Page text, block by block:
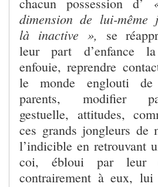
chacun possession d’
dimension de lui-même
là inactive », se
leur part d’enfance
enfouie, reprendre
le monde englouti de
parents, modifier
gestuelle, attitudes,
ces grands jongleurs de
l’indicible en retrouvant
coi, ébloui par leur
contrairement à eux,